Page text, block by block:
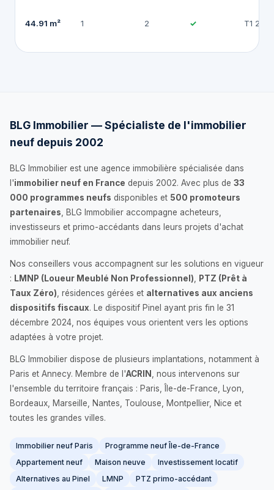
44.91 m² 1 2 ✓ T1
BLG Immobilier — Spécialiste de l'immobilier
neuf depuis 2002
BLG Immobilier est une agence immobilière spécialisée dans
l'immobilier neuf en France depuis 2002. Avec plus de 33
000 programmes neufs disponibles et 500 promoteurs
partenaires , BLG Immobilier accompagne acheteurs,
investisseurs et primo-accédants dans leurs projets d'achat
immobilier neuf.
Nos conseillers vous accompagnent sur les solutions en vigueur
: LMNP (Loueur Meublé Non Professionnel)
PTZ (Prêt à
Taux Zéro) , résidences gérées et alternatives aux anciens
dispositifs fiscaux. Le dispositif Pinel ayant pris fin le 31
décembre 2024, nos équipes vous orientent vers les options
adaptées à votre projet.
BLG Immobilier dispose de plusieurs implantations, notamment à
Paris et Annecy. Membre de l'ACRIN
, nous intervenons sur
l'ensemble du territoire français : Paris, Île-de-France, Lyon,
Bordeaux, Marseille, Nantes, Toulouse, Montpellier, Nice et
toutes les grandes villes.
Immobilier neuf Paris
Programme neuf Île-de-France
Appartement neuf
Maison neuve
Investissement locatif
Alternatives au Pinel
LMNP
PTZ primo-accédant